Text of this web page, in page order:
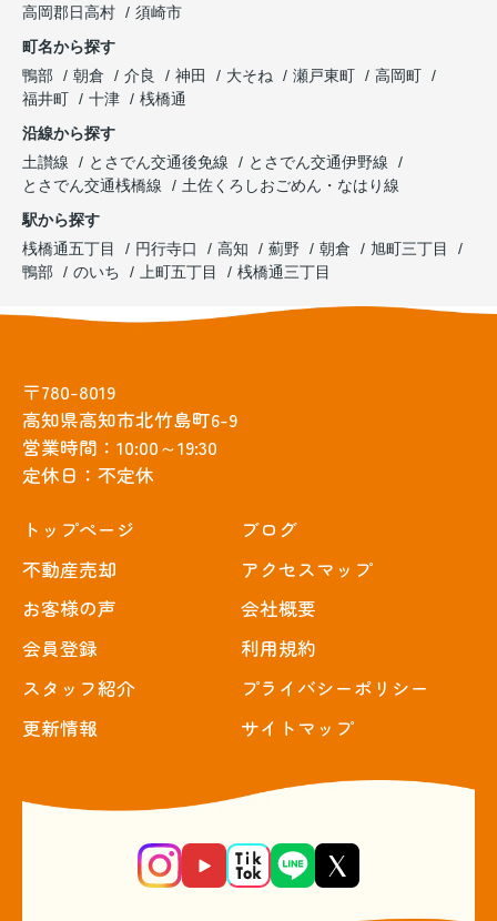
高岡郡日高村
須崎市
町名から探す
鴨部
朝倉 介良 神田 大そね 瀬戸東町
高岡町
福井町
十津
桟橋通
沿線から探す
土讃線
とさでん交通後免線
とさでん交通伊野線
とさでん交通桟橋線
土佐くろしおごめん・なはり線
駅から探す
桟橋通五丁目
円行寺口 高知 薊野 朝倉
旭町三丁目
鴨部
のいち 上町五丁目 桟橋通三丁目
〒780-8019
高知県高知市北竹島町6-9
営業時間：10:00～19:30
定休日：不定休
トップぺージ
不動産売却
お客様の声
会員登録
スタッフ紹介
更新情報
ブログ
アクセスマップ
会社概要
利用規約
プライバシーポリシー
サイトマップ